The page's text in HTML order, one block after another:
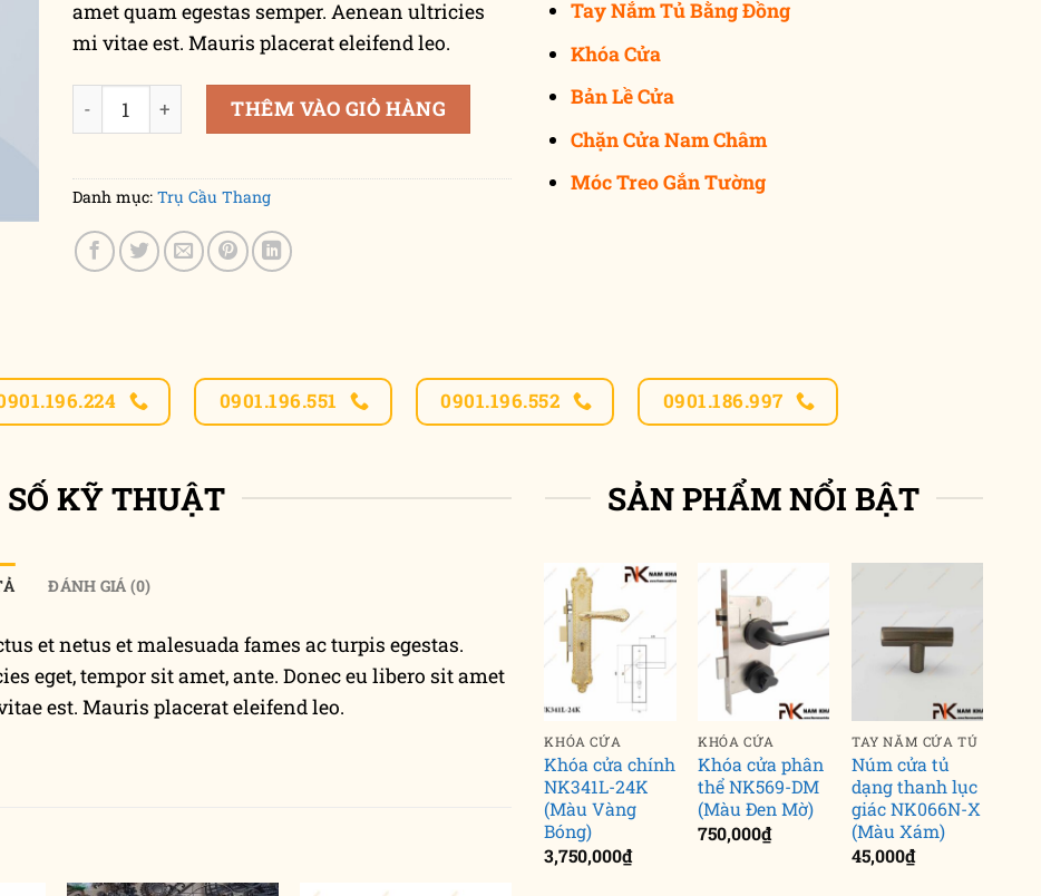
amet quam egestas semper. Aenean ultricies
mi vitae est. Mauris placerat eleifend leo.
Woo Album #2 số lượngTHÊM VÀO GIỎ HÀNG
Danh mục:Trụ Cầu Thang
Tay Nắm Tủ Bằng Đồng
Khóa Cửa
Bản Lề Cửa
Chặn Cửa Nam Châm
Móc Treo Gắn Tường
0901.196.551 0901.196.552 0901.186.997
SỐ KỸ THUẬT
ĐÁNH GIÁ (0)
et netus et malesuada fames ac turpis egestas.
eget, tempor sit amet, ante. Donec eu libero sit amet
est. Mauris placerat eleifend leo.
SẢN PHẨM NỔI BẬT
KHÓA CỬA
Khóa cửa chính
NK341L-24K
(Màu Vàng
Bóng)
3,750,000₫
KHÓA CỬA
Khóa cửa phân
thể NK569-DM
(Màu Đen Mờ)
750,000₫
TAY NẮM CỬA TỦ
Núm cửa tủ
dạng thanh lục
giác NK066N-X
(Màu Xám)
45,000₫